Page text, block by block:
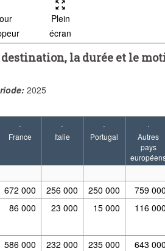
Plein
écran
la durée et le
2025
·
France
·
Italie
·
Portugal
·
Autres
pays
672 000 256 000 250 000
759
86 000 23 000 15 000 116
586 000 232 000 235 000 643